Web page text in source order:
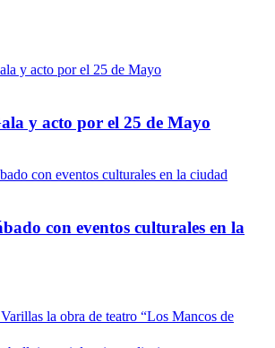
y acto por el 25 de Mayo
con eventos culturales en la